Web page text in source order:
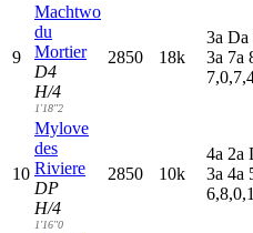
9
Machtwo
du
Mortier
D4
H/4
1'18"2
2850 18k
3a Da
3a 7a
10
Mylove
des
Riviere
DP
H/4
1'16"0
2850 10k
4a 2a
3a 4a